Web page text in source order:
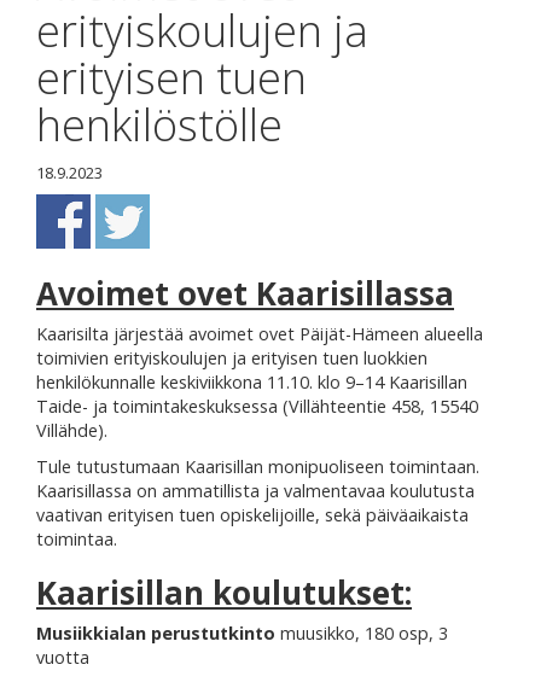
erityiskoulujen ja
erityisen tuen
henkilöstölle
18.9.2023
Avoimet ovet Kaarisillassa
Kaarisilta järjestää avoimet ovet Päijät-Hämeen alueella
toimivien erityiskoulujen ja erityisen tuen luokkien
henkilökunnalle keskiviikkona 11.10. klo 9–14 Kaarisillan
Taide- ja toimintakeskuksessa (Villähteentie 458, 15540
Villähde).
Tule tutustumaan Kaarisillan monipuoliseen toimintaan.
Kaarisillassa on ammatillista ja valmentavaa koulutusta
vaativan erityisen tuen opiskelijoille, sekä päiväaikaista
toimintaa.
Kaarisillan koulutukset:
Musiikkialan perustutkinto muusikko, 180 osp, 3
vuotta